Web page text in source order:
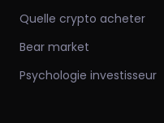
Quelle crypto acheter
Bear market
Psychologie investisseur